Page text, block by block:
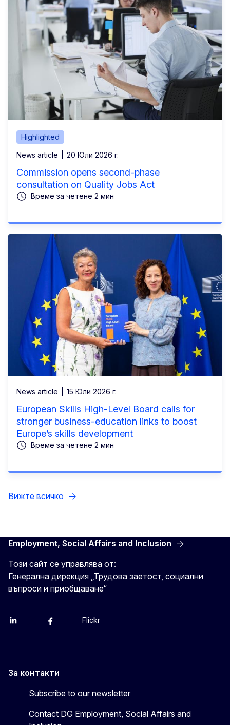
Highlighted
News article 20 Юли 2026 г.
Commission opens second-phase
consultation on Quality Jobs Act
Време за четене 2 мин
News article 15 Юли 2026 г.
European Skills High-Level Board calls for
stronger business-education links to boost
Europe’s skills development
Време за четене 2 мин
Вижте всичко
Employment, Social Affairs and Inclusion
Този сайт се управлява от:
Генерална дирекция „Трудова заетост, социални
въпроси и приобщаване“
Linkedin FacebookYouTube
Flickr
За контакти
Subscribe to our newsletter
Contact DG Employment, Social Affairs and